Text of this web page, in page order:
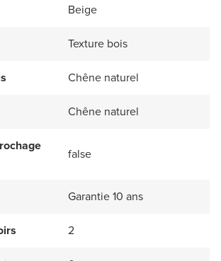
Beige
Texture bois
Chêne naturel
Chêne naturel
false
Garantie 10 ans
2